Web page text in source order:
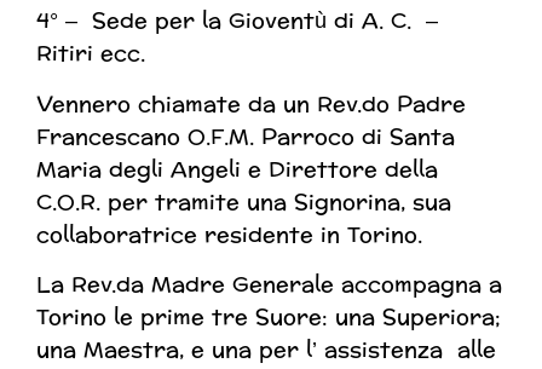
4° – Sede per la Gioventù di A. C. –
Ritiri ecc.
Vennero chiamate da un Rev.do Padre
Francescano O.F.M. Parroco di Santa
Maria degli Angeli e Direttore della
C.O.R. per tramite una Signorina, sua
collaboratrice residente in Torino.
La Rev.da Madre Generale accompagna a
Torino le prime tre Suore: unaSuperiora;
una Maestra, e una per l’ assistenza alle